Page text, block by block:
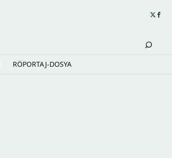
RÖPORTAJ-DOSYA